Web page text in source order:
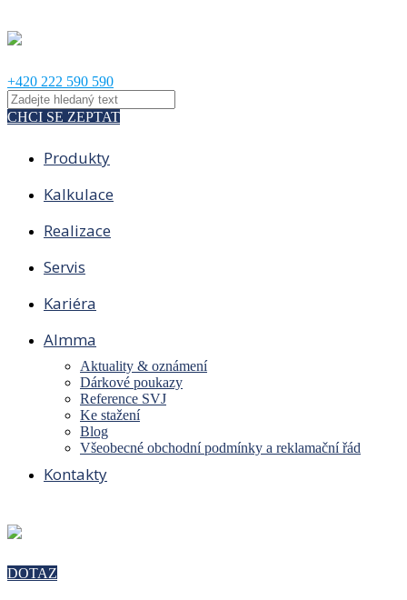
+420 222 590 590
CHCI SE ZEPTAT
Produkty
Kalkulace
Realizace
Servis
Kariéra
Almma
Aktuality & oznámení
Dárkové poukazy
Reference SVJ
Ke stažení
Blog
Všeobecné obchodní podmínky a reklamační řád
Kontakty
DOTAZ